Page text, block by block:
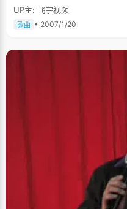
UP主: 飞宇视频
歌曲 • 2007/1/20